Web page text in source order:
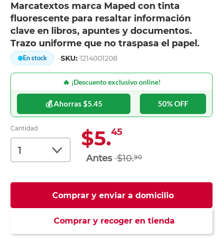
Marcatextos marca Maped con tinta
fluorescente para resaltar información
clave en libros, apuntes y documentos.
Trazo uniforme que no traspasa el papel.
En stock SKU:1214001208
🔥 ¡Descuento exclusivo online!
💰 Ahorras $5.45 50% OFF
Cantidad $5.45
$10.90
Comprar y enviar a domicilio
Comprar y recoger en tienda